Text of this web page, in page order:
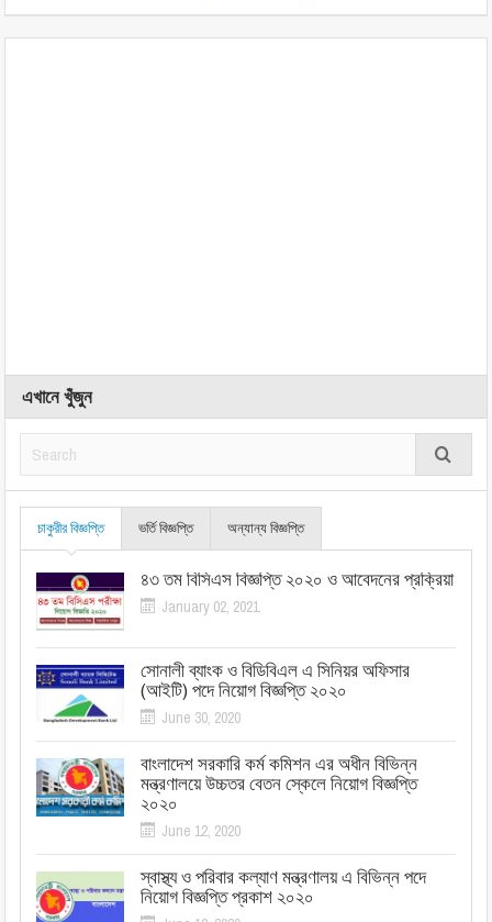
এখানে খুঁজুন
চাকুরীর বিজ্ঞপ্তি ভর্তি বিজ্ঞপ্তি অন্যান্য বিজ্ঞপ্তি
৪৩ তম বিসিএস বিজ্ঞপ্তি ২০২০ ও আবেদনের প্রক্রিয়া
January 02, 2021
সোনালী ব্যাংক ও বিডিবিএল এ সিনিয়র অফিসার
(আইটি) পদে নিয়োগ বিজ্ঞপ্তি ২০২০
June 30, 2020
বাংলাদেশ সরকারি কর্ম কমিশন এর অধীন বিভিন্ন
মন্ত্রণালয়ে উচ্চতর বেতন স্কেলে নিয়োগ বিজ্ঞপ্তি
২০২০
June 12, 2020
স্বাস্থ্য ও পরিবার কল্যাণ মন্ত্রণালয় এ বিভিন্ন পদে
নিয়োগ বিজ্ঞপ্তি প্রকাশ ২০২০